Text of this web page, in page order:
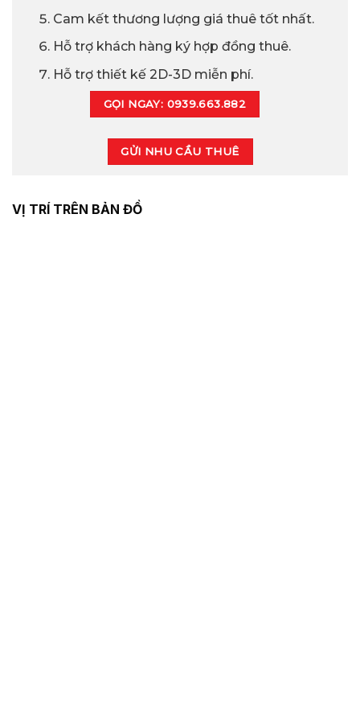
Cam kết thương lượng giá thuê tốt nhất.
Hỗ trợ khách hàng ký hợp đồng thuê.
Hỗ trợ thiết kế 2D-3D miễn phí.
GỌI NGAY: 0939.663.882
GỬI NHU CẦU THUÊ
VỊ TRÍ TRÊN BẢN ĐỒ